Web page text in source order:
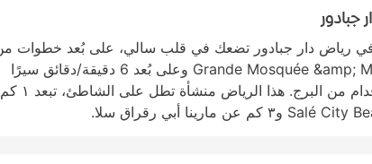
جبادور
في رياض دار جبادور تضعك في قلب سالي، على بُعد خطوات
Grande Mosquée &amp; Medersa وعلى بُعد 6 دقيقة/دقائق سيرًا
على الأقدام من البرج. هذا الرياض منشأة تطل على الشاطئ، تبعد ١ كم